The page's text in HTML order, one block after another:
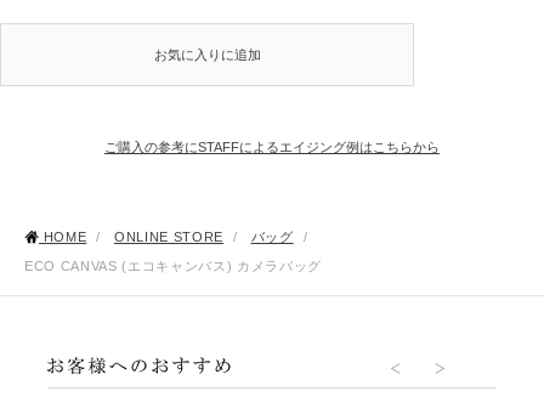
お気に入りに追加
ご購入の参考にSTAFFによるエイジング例はこちらから
HOME / ONLINE STORE / バッグ
/
ECO CANVAS (エコキャンバス) カメラバッグ